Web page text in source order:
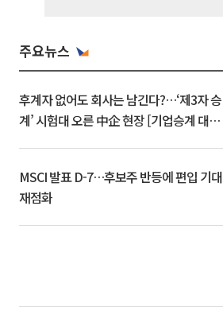
주요뉴스
후계자 없어도 회사는 남긴다?…‘제3자 승
계’ 시험대 오른 中企 현장 [기업승계 대전
MSCI 발표 D-7…후보주 반등에 편입 기대
재점화